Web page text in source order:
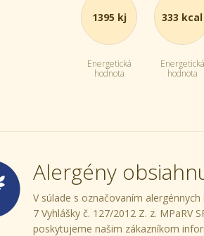
1395 kj
Energetická
hodnota
333 kcal
Energetická
hodnota
Alergény
V súlade s označovaním
7 Vyhlášky č. 127/2012 Z. z. MPaRV
poskytujeme našim zákazníkom